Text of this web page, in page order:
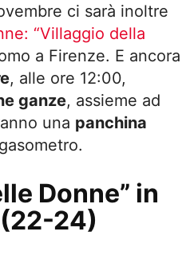
ci sarà inoltre
“Villaggio della
a Firenze. E ancora
, alle ore 12:00,
ganze, assieme ad
una panchina
Donne” in
24)